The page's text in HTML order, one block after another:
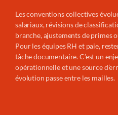
Les conventions collectives
salariaux, révisions de
branche, ajustements de primes
Pour les équipes RH et paie,
tâche documentaire. C’est un
opérationnelleet une source
évolution passe entre les mailles.